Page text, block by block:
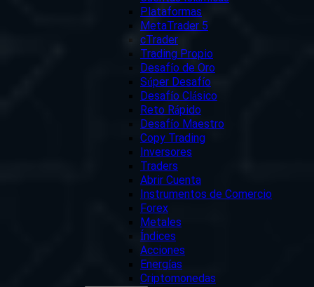
Plataformas
MetaTrader 5
cTrader
Trading Propio
Desafío de Oro
Súper Desafío
Desafío Clásico
Reto Rápido
Desafío Maestro
Copy Trading
Inversores
Traders
Abrir Cuenta
Instrumentos de Comercio
Forex
Metales
Índices
Acciones
Energías
Criptomonedas